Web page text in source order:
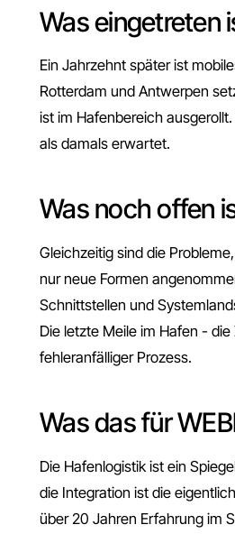
Was eingetreten
Ein Jahrzehnt später ist
Rotterdam und Antwerpen
ist im Hafenbereich
als damals erwartet.
Was noch offen
Gleichzeitig sind die
nur neue Formen
Schnittstellen und
Die letzte Meile im Hafen -
fehleranfälliger Prozess.
Was das für
Die Hafenlogistik ist ein
die Integration ist die
über 20 Jahren Erfahrung im